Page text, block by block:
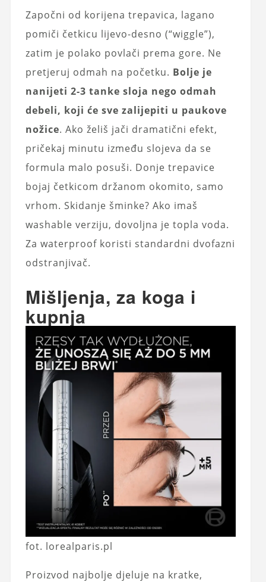
Započni od korijena trepavica, lagano
pomiči četkicu lijevo-desno (“wiggle”),
zatim je polako povlači prema gore. Ne
pretjeruj odmah na početku. Boljе je
nanijeti 2-3 tanke sloja nego odmah
debeli, koji će sve zalijepiti u paukove
nožice. Ako želiš jači dramatični efekt,
pričekaj minutu između slojeva da se
formula malo posuši. Donje trepavice
bojaj četkicom držanom okomito, samo
vrhom. Skidanje šminke? Ako imaš
washable verziju, dovoljna je topla voda.
Za waterproof koristi standardni dvofazni
odstranjivač.
Mišljenja, za koga i
kupnja
fot. lorealparis.pl
Proizvod najbolje djeluje na kratke,